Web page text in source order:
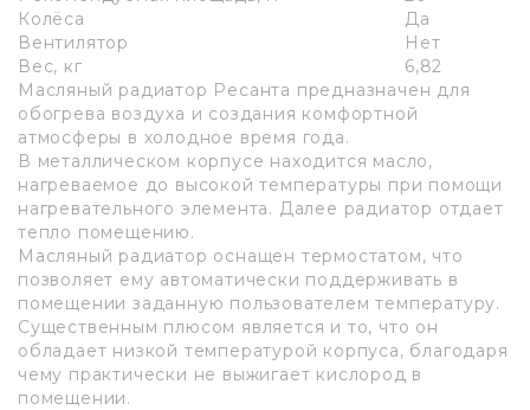
Колёса
Да
Вентилятор
Нет
Вес, кг
6,82
Масляный радиатор Ресанта предназначен для
обогрева воздуха и создания комфортной
атмосферы в холодное время года.
В металлическом корпусе находится масло,
нагреваемое до высокой температуры при помощи
нагревательного элемента. Далее радиатор отдает
тепло помещению.
Масляный радиатор оснащен термостатом, что
позволяет ему автоматически поддерживать в
помещении заданную пользователем температуру.
Существенным плюсом является и то, что он
обладает низкой температурой корпуса, благодаря
чему практически не выжигает кислород в
помещении.